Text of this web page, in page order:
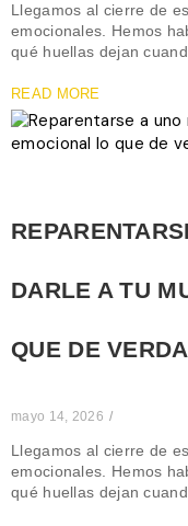
Llegamos al cierre de
emocionales. Hemos
qué huellas dejan
READ MORE
DARLE A TU
QUE DE
mayo 14, 2026 /
Llegamos al cierre de
emocionales. Hemos
qué huellas dejan